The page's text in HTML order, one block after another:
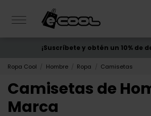
ENVÍO GRATIS desde
¡Suscríbete y obtén un 10% de
Ropa Cool Hombre Ropa Camisetas
Camisetas de
Marca